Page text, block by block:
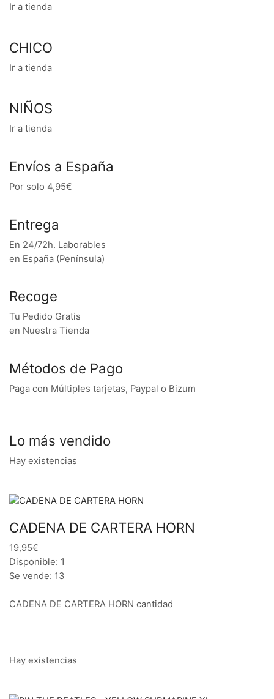
Ir a tienda
CHICO
Ir a tienda
NIÑOS
Ir a tienda
Envíos a España
Por solo 4,95€
Entrega
En 24/72h. Laborables
en España (Península)
Recoge
Tu Pedido Gratis
en Nuestra Tienda
Métodos de Pago
Paga con Múltiples tarjetas, Paypal o Bizum
Lo más vendido
Hay existencias
CADENA DE CARTERA HORN
19,95€
Disponible: 1
Se vende: 13
CADENA DE CARTERA HORN cantidad
Hay existencias